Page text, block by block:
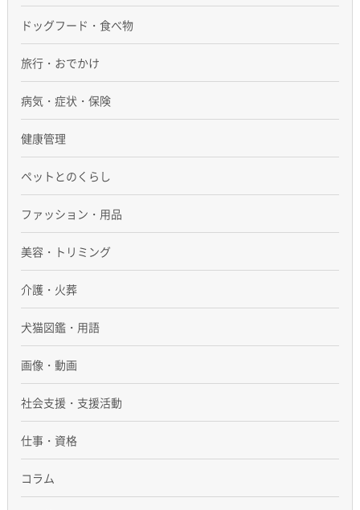
ドッグフード・食べ物
旅行・おでかけ
病気・症状・保険
健康管理
ペットとのくらし
ファッション・用品
美容・トリミング
介護・火葬
犬猫図鑑・用語
画像・動画
社会支援・支援活動
仕事・資格
コラム